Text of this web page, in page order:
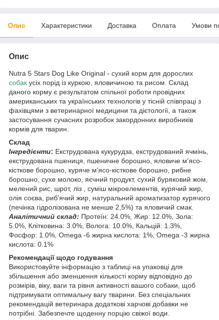
Опис Характеристики Доставка Оплата Умови
Опис
Nutra 5 Stars Dog Like Original - сухий корм для дорослих
собак усіх порід із куркою, яловичиною та рисом. Склад
даного корму є результатом спільної роботи провідних
американських та українських технологів у тісній співпраці з
фахівцями з ветеринарної медицини та дієтології, а також
застосування сучасних розробок закордонних виробників
кормів для тварин.
Склад
Інгредієнти: Екструдована кукурудза, екструдований ячмінь,
екструдована пшениця, пшеничне борошно, яловиче м'ясо-
кісткове борошно, куряче м'ясо-кісткове борошно, рибне
борошно, сухе молоко, яєчний продукт, сухий буряковий жом,
мелений рис, шрот, ліз , суміш мікроелементів, курячий жир,
олія соєва, риб'ячий жир, натуральний ароматизатор курячого
(печінка гідролізована не менше 2,5%) та яловичий смак.
Аналітичний склад: Протеїн: 24.0%, Жир: 12.0%, Зола:
5.0%, Клітковина: 3.0%, Волога: 10.0%, Кальцій: 1.3%,
Фосфор: 1.0%, Omega -6 жирна кислота: 1%, Omega -3 жирна
кислота: 0.1%
Рекомендації щодо годування
Використовуйте інформацію з таблиці на упаковці для
збільшення або зменшення кількості корму відповідно до
розмірів, віку, ваги та рівня активності вашого собаки, щоб
підтримувати оптимальну вагу тварини. Без спеціальних
рекомендацій ветеринара додаткові харчові добавки не
потрібні. Забезпечте щоденну порцію свіжої води.